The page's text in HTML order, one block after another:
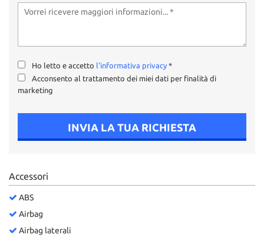
Ho letto e accetto l'informativa privacy *
Acconsento al trattamento dei miei dati per finalità di
marketing
INVIA LA TUA RICHIESTA
Accessori
ABS
Airbag
Airbag laterali